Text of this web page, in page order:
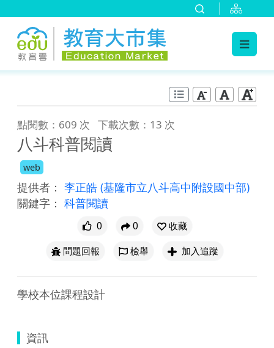
點閱數：609 次 下載次數：13 次
八斗科普閱讀
web
提供者： 李正皓 (基隆市立八斗高中附設國中部)
關鍵字： 科普閱讀
0 0
收藏
問題回報
檢舉 加入追蹤
學校本位課程設計
資訊